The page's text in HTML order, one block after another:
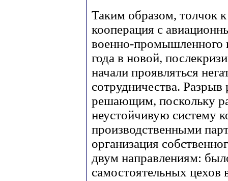
Таким образом, толчок
кооперация с
военно-промышленного
года в новой,
начали проявляться
сотрудничества. Разрыв
решающим, поскольку
неустойчивую систему
производственными
организация
двум направлениям:
самостоятельных цехов